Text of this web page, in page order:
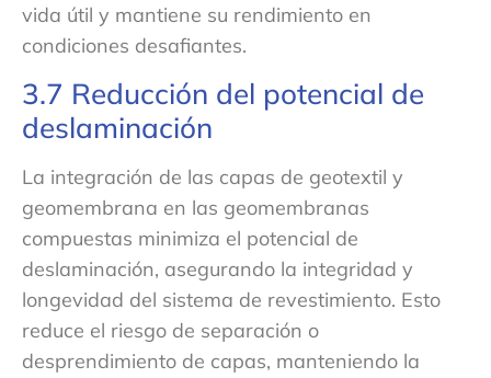
vida útil y mantiene su rendimiento en
condiciones desafiantes.
3.7 Reducción del potencial de
deslaminación
La integración de las capas de geotextil y
geomembrana en las geomembranas
compuestas minimiza el potencial de
deslaminación, asegurando la integridad y
longevidad del sistema de revestimiento. Esto
reduce el riesgo de separación o
desprendimiento de capas, manteniendo la